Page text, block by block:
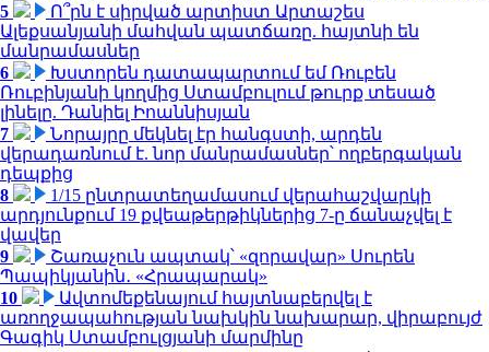
5
Ո՞րն է սիրված արտիստ Արտաշես
Ալեքսանյանի մահվան պատճառը. հայտնի են
մանրամասներ
6
Խստորեն դատապարտում եմ Ռուբեն
Ռուբինյանի կողմից Ստամբուլում թուրք տեսած
լինելը. Դանիել Իոաննիսյան
7
Նորայրը մեկնել էր հանգստի, արդեն
վերադառնում է. նոր մանրամասներ՝ ողբերգական
դեպքից
8
1/15 ընտրատեղամասում վերահաշվարկի
արդյունքում 19 քվեաթերթիկներից 7-ը ճանաչվել է
վավեր
9
Շառաչուն ապտակ՝ «զորավար» Սուրեն
Պապիկյանին․ «Հրապարակ»
10
Ավտոմեքենայում հայտնաբերվել է
առողջապահության նախկին նախարար, վիրաբույժ
Գագիկ Ստամբուլցյանի մարմինը